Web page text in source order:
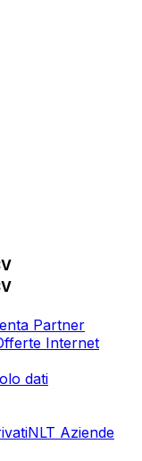
Partner
Internet
dati
NLT Aziende